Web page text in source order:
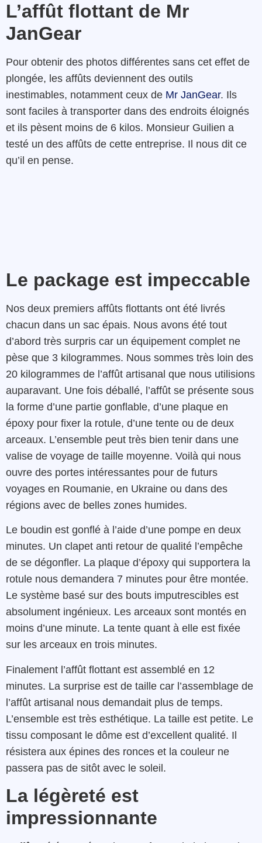
L’affût flottant de Mr
JanGear
Pour obtenir des photos différentes sans cet effet de
plongée, les affûts deviennent des outils
inestimables, notamment ceux de Mr JanGear. Ils
sont faciles à transporter dans des endroits éloignés
et ils pèsent moins de 6 kilos. Monsieur Guilien a
testé un des affûts de cette entreprise. Il nous dit ce
qu’il en pense.
Le package est impeccable
Nos deux premiers affûts flottants ont été livrés
chacun dans un sac épais. Nous avons été tout
d’abord très surpris car un équipement complet ne
pèse que 3 kilogrammes. Nous sommes très loin des
20 kilogrammes de l’affût artisanal que nous utilisions
auparavant. Une fois déballé, l’affût se présente sous
la forme d’une partie gonflable, d’une plaque en
époxy pour fixer la rotule, d’une tente ou de deux
arceaux. L’ensemble peut très bien tenir dans une
valise de voyage de taille moyenne. Voilà qui nous
ouvre des portes intéressantes pour de futurs
voyages en Roumanie, en Ukraine ou dans des
régions avec de belles zones humides.
Le boudin est gonflé à l’aide d’une pompe en deux
minutes. Un clapet anti retour de qualité l’empêche
de se dégonfler. La plaque d’époxy qui supportera la
rotule nous demandera 7 minutes pour être montée.
Le système basé sur des bouts imputrescibles est
absolument ingénieux. Les arceaux sont montés en
moins d’une minute. La tente quant à elle est fixée
sur les arceaux en trois minutes.
Finalement l’affût flottant est assemblé en 12
minutes. La surprise est de taille car l’assemblage de
l’affût artisanal nous demandait plus de temps.
L’ensemble est très esthétique. La taille est petite. Le
tissu composant le dôme est d’excellent qualité. Il
résistera aux épines des ronces et la couleur ne
passera pas de sitôt avec le soleil.
La légèreté est
impressionnante